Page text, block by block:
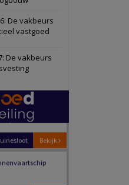
De vakbeurs
vastgoed
De vakbeurs
Schiedam
Bekijk
Oranje
Bekijk
Panheel